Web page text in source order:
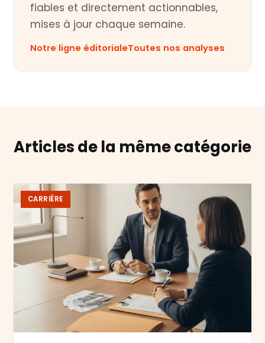
fiables et directement actionnables,
mises à jour chaque semaine.
Notre ligne éditorialeToutes nos analyses
Articles de la même catégorie
CARRIÈRE